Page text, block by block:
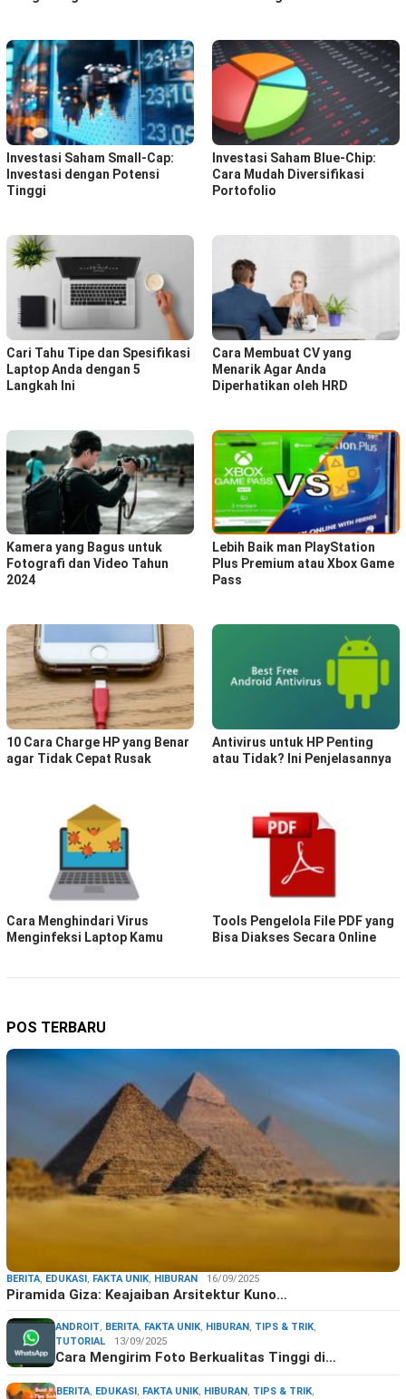
Investasi Saham Small-Cap:
Investasi dengan Potensi
Tinggi
Investasi Saham Blue-Chip:
Cara Mudah Diversifikasi
Portofolio
Cari Tahu Tipe dan Spesifikasi
Laptop Anda dengan 5
Langkah Ini
Cara Membuat CV yang
Menarik Agar Anda
Diperhatikan oleh HRD
Kamera yang Bagus untuk
Fotografi dan Video Tahun
2024
Lebih Baik man PlayStation
Plus Premium atau Xbox Game
Pass
10 Cara Charge HP yang Benar
agar Tidak Cepat Rusak
Antivirus untuk HP Penting
atau Tidak? Ini Penjelasannya
Cara Menghindari Virus
Menginfeksi Laptop Kamu
Tools Pengelola File PDF yang
Bisa Diakses Secara Online
POS TERBARU
BERITA, EDUKASI , FAKTA UNIK, HIBURAN 16/09/2025
Piramida Giza: Keajaiban Arsitektur Kuno…
ANDROIT, BERITA, FAKTA UNIK, HIBURAN , TIPS & TRIK,
TUTORIAL
13/09/2025
Cara Mengirim Foto Berkualitas Tinggi di…
BERITA, EDUKASI , FAKTA UNIK, HIBURAN , TIPS & TRIK,